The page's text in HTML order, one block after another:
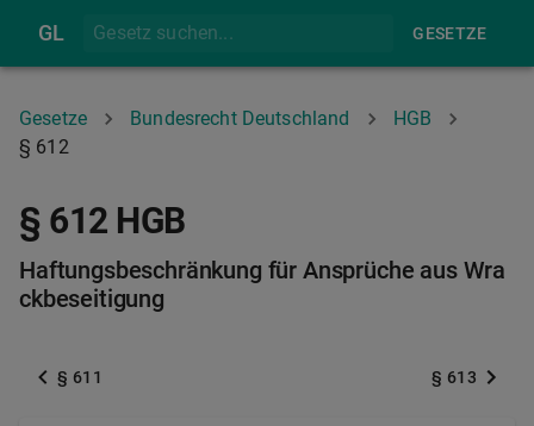
GL GESETZE
Gesetze Bundesrecht Deutschland
HGB
§ 612
§ 612 HGB
Haftungsbeschränkung für Ansprüche aus Wra
ckbeseitigung
§ 611 § 613